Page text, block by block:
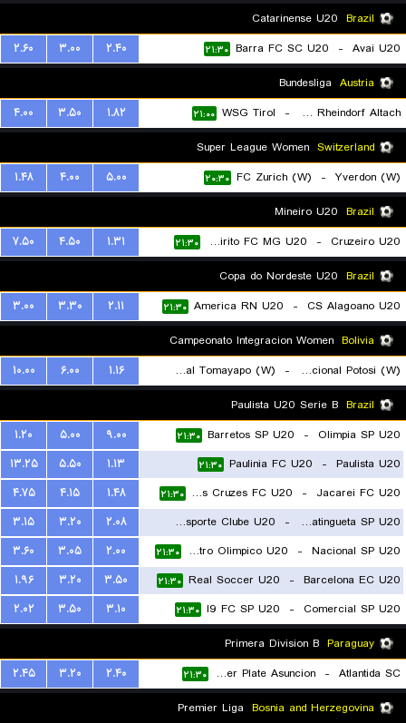
Brazil
Avai U20
-
Barra FC SC U20 ۲۱:۳۰ ۲.۴۰ ۳.۰۰
۲.۶۰
Austria
SC Rheindorf Altach
-
WSG Tirol ۲۱:۰۰ ۱.۸۲ ۳.۵۰
۴.۰۰
Switzerland
Yverdon (W)
-
FC Zurich (W) ۲۰:۳۰ ۵.۰۰ ۴.۰۰
۱.۴۸
Brazil
Cruzeiro U20
-
Itabirito FC MG U20 ۲۱:۳۰ ۱.۳۱ ۴.۵۰
۷.۵۰
Brazil
CS Alagoano U20
-
America RN U20 ۲۱:۳۰ ۲.۱۱ ۳.۳۰
۳.۰۰
Bolivia
Nacional Potosi (W)
-
Real Tomayapo (W)
۲۱:۳۰
۱.۱۶ ۶.۰۰
۱۰.۰۰
Brazil
Olimpia SP U20
-
Barretos SP U20 ۲۱:۳۰ ۹.۰۰ ۵.۰۰
۱.۲۰
Paulista U20
-
Paulinia FC U20 ۲۱:۳۰ ۱.۱۳ ۵.۵۰
۱۳.۲۵
Jacarei FC U20
-
Uniao Mogi das Cruzes FC U20 ۲۱:۳۰ ۱.۴۸ ۴.۱۵
۴.۷۵
Guaratingueta SP U20
-
Sao Jose Esporte Clube U20
۲۱:۳۰
۲.۰۸ ۳.۲۰
۳.۱۵
Nacional SP U20
-
Centro Olimpico U20 ۲۱:۳۰ ۲.۰۰ ۳.۰۵
۳.۶۰
Barcelona EC U20
-
Real Soccer U20 ۲۱:۳۰ ۳.۵۰ ۳.۲۰
۱.۹۶
Comercial SP U20
-
I9 FC SP U20 ۲۱:۳۰ ۳.۱۰ ۳.۵۰
۲.۰۲
Paraguay
Atlantida SC
-
River Plate Asuncion ۲۱:۳۰ ۲.۴۰ ۳.۲۰
۲.۴۵
Bosnia and Herzegovina